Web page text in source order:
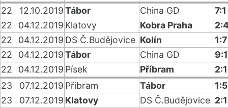
22
12.10.2019Tábor China GD
7:1
22
04.12.2019 Klatovy Kobra Praha
22
04.12.2019 DS Č.Budějovice Kolín
1:7
22
04.12.2019Tábor China GD
9:1
22
04.12.2019 Písek Příbram
23
07.12.2019 Příbram Tábor
1:5
23
07.12.2019 Klatovy DS Č.Budějovice